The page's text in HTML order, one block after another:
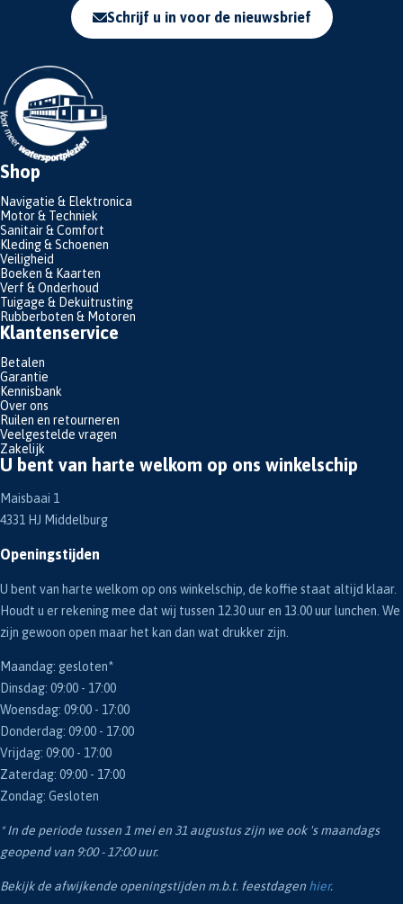
Schrijf u in voor de nieuwsbrief
Shop
Navigatie & Elektronica
Motor & Techniek
Sanitair & Comfort
Kleding & Schoenen
Veiligheid
Boeken & Kaarten
Verf & Onderhoud
Tuigage & Dekuitrusting
Rubberboten & Motoren
Klantenservice
Betalen
Garantie
Kennisbank
Over ons
Ruilen en retourneren
Veelgestelde vragen
Zakelijk
U bent van harte welkom op ons winkelschip
Maisbaai 1
4331 HJ Middelburg
Openingstijden
U bent van harte welkom op ons winkelschip, de koffie staat altijd klaar.
Houdt u er rekening mee dat wij tussen 12.30 uur en 13.00 uur lunchen. We
zijn gewoon open maar het kan dan wat drukker zijn.
Maandag: gesloten*
Dinsdag: 09:00 - 17:00
Woensdag: 09:00 - 17:00
Donderdag: 09:00 - 17:00
Vrijdag: 09:00 - 17:00
Zaterdag: 09:00 - 17:00
Zondag: Gesloten
* In de periode tussen 1 mei en 31 augustus zijn we ook 's maandags
geopend van 9:00 - 17:00 uur.
Bekijk de afwijkende openingstijden m.b.t. feestdagen hier.